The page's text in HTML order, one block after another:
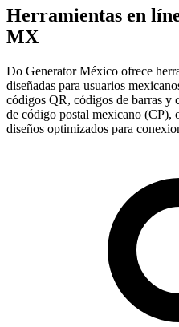
Herramientas en
MX
Do Generator México ofrece
diseñadas para usuarios
códigos QR, códigos de barras y
de código postal mexicano (CP),
diseños optimizados para